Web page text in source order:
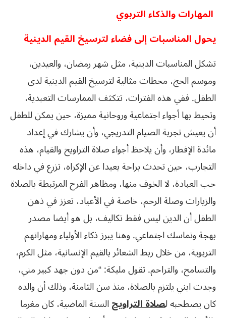
المهارات والذكاء التربوي
يحول المناسبات إلى فضاء لترسيخ القيم الدينية
تشكل المناسبات الدينية، مثل شهر رمضان، والعيدين،
وموسم الحج، محطات مثالية لترسيخ القيم الدينية لدى
الطفل. ففي هذه الفترات، تتكثف الممارسات التعبدية،
وتحيط بها أجواء اجتماعية وروحانية مميزة، حين يمكن للطفل
أن يعيش تجربة الصيام التدريجي، وأن يشارك في إعداد
مائدة الإفطار، وأن يلاحظ أجواء صلاة التراويح والقيام، هذه
التجارب، حين تحدث براحة بعيدا عن الإكراه، تزرع في داخله
حب العبادة، لا الخوف منها، ومظاهر الفرح المرتبطة بالصلاة
والزيارات وصلة الرحم، خاصة في الأعياد، تعزز في ذهن
الطفل أن الدين ليس فقط تكاليف، بل هو أيضا مصدر
بهجة وتماسك اجتماعي. وهنا يبرز ذكاء الأولياء ومهاراتهم
التربوية، من خلال ربط الشعائر بالقيم الإنسانية، مثل الكرم،
والتسامح، والتراحم. تقول مليكة: “من دون جهد كبير مني،
وجدت ابني يلتزم بالصلاة، منذ سن الثامنة، وذلك أن والده
كان يصطحبه لصلاة التراويحالسنة الماضية، كان مغرما